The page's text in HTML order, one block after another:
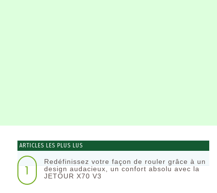
ARTICLES LES PLUS LUS
1
Redéfinissez votre façon de rouler grâce à un
design audacieux, un confort absolu avec la
JETOUR X70 V3